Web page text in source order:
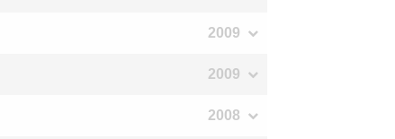
2009
2009
2008